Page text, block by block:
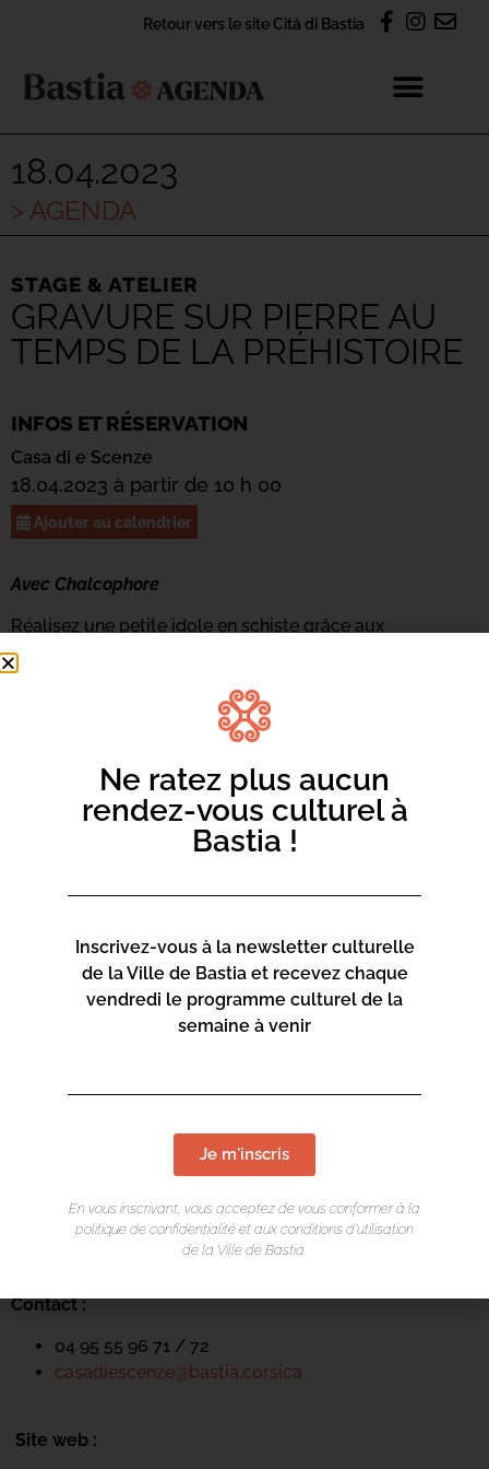
Retour vers le site Cità di Bastia
18.04.2023
> AGENDA
STAGE & ATELIER
GRAVURE SUR PIERRE AU
TEMPS DE LA PRÉHISTOIRE
INFOS ET RÉSERVATION
Casa di e Scenze
18.04.2023 à partir de 10 h 00
Ajouter au calendrier
Avec Chalcophore
Réalisez une petite idole en schiste grâce aux
techniques de gravure au silex.
Atelier gratuit pour les 8/14 ans
Sur inscription au 04 95 55 96 71 ou par mail à
LIEU DE L'ÉVÉNEMENT
Rue Pierre et Marie Curie
Contact :
04 95 55 96 71 / 72
casadiescenze@bastia.corsica
Site web :
Ne ratez plus aucun
rendez-vous culturel à
Bastia !
Inscrivez-vous à la newsletter culturelle
de la Ville de Bastia et recevez chaque
vendredi le programme culturel de la
semaine à venir
Je m'inscris
En vous inscrivant, vous acceptez de vous conformer à la
politique de confidentialité et aux conditions d’utilisation
de la Ville de Bastia.